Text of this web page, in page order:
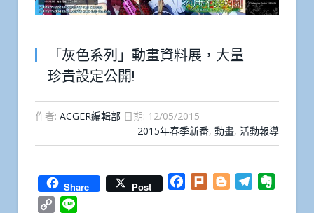
「灰色系列」動畫資料展，大量
珍貴設定公開!
作者: ACGER編輯部 日期: 12/05/2015
2015年春季新番, 動畫, 活動報導
Share Post Facebook
Plurk BloggerTelegram
Copy